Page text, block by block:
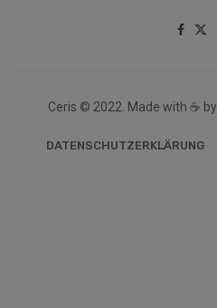
Ceris © 2022. Made with ☕ by
DATENSCHUTZERKLÄRUNG